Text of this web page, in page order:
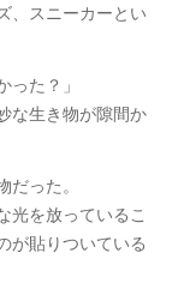
、スニーカーとい
った？」
な生き物が隙間か
った。
光を放っているこ
が貼りついている